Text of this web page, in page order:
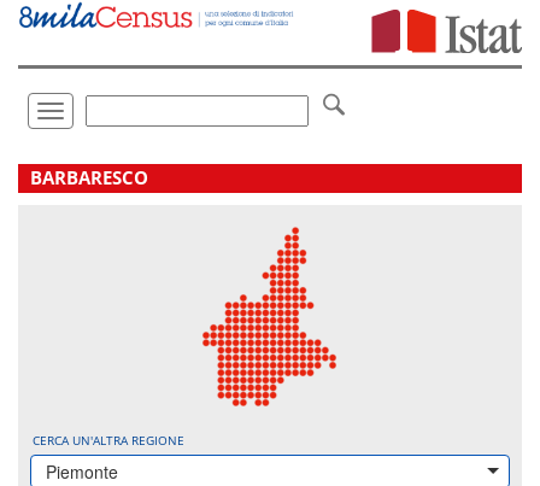
Vai
direttamente
Toggle
navigation
.
BARBARESCO
CERCA UN'ALTRA REGIONE
Piemonte